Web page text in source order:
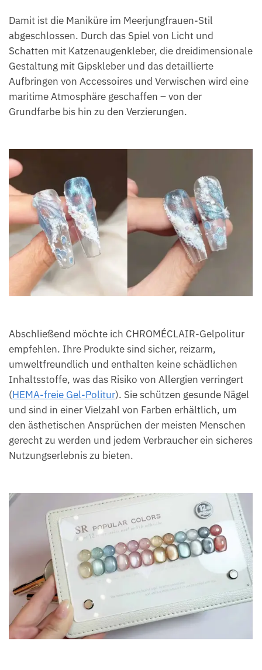
Damit ist die Maniküre im Meerjungfrauen-Stil
abgeschlossen. Durch das Spiel von Licht und
Schatten mit Katzenaugenkleber, die dreidimensionale
Gestaltung mit Gipskleber und das detaillierte
Aufbringen von Accessoires und Verwischen wird eine
maritime Atmosphäre geschaffen – von der
Grundfarbe bis hin zu den Verzierungen.
Abschließend möchte ich CHROMÉCLAIR-Gelpolitur
empfehlen. Ihre Produkte sind sicher, reizarm,
umweltfreundlich und enthalten keine schädlichen
Inhaltsstoffe, was das Risiko von Allergien verringert
(HEMA-freie Gel-Politur). Sie schützen gesunde Nägel
und sind in einer Vielzahl von Farben erhältlich, um
den ästhetischen Ansprüchen der meisten Menschen
gerecht zu werden und jedem Verbraucher ein sicheres
Nutzungserlebnis zu bieten.